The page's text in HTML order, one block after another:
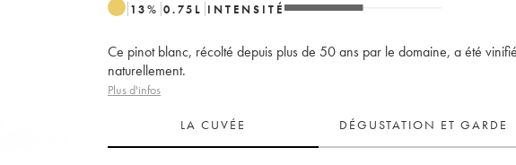
13% 0.75 L INTENSITÉ
Ce pinot blanc, récolté depuis plus de 50 ans par le domaine, a été vinifié
naturellement.
Plus d'infos
LA CUVÉE DÉGUSTATION ET GARDE